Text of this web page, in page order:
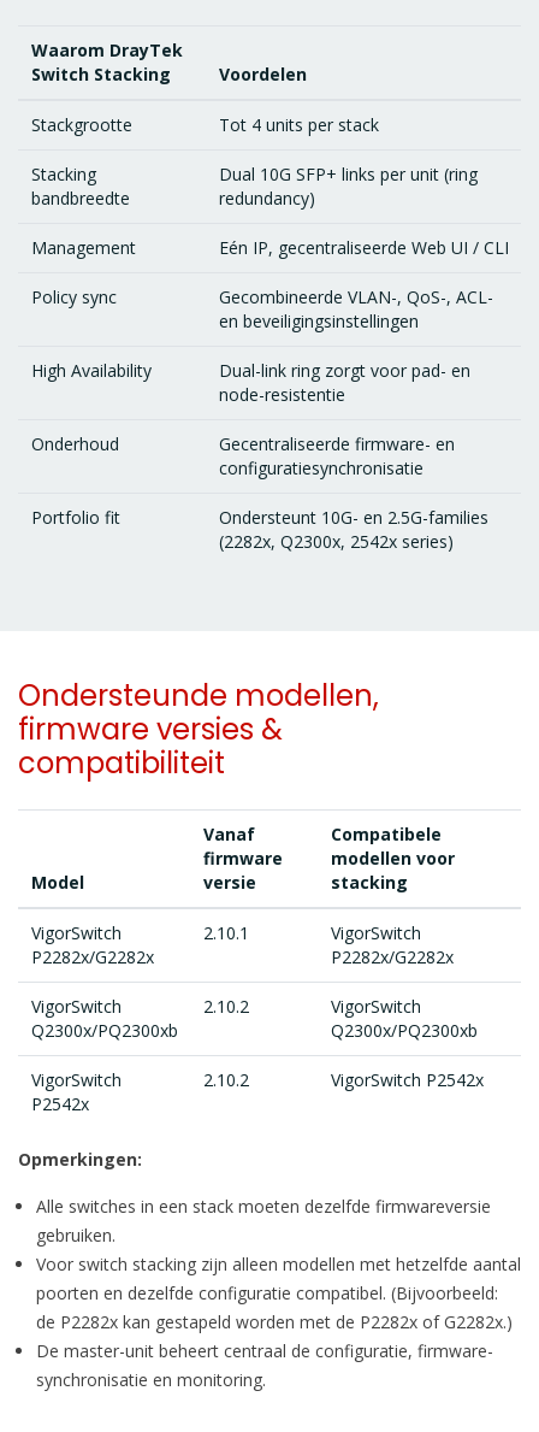
Waarom DrayTek
Switch Stacking
Voordelen
Stackgrootte Tot 4 units per stack
Stacking
bandbreedte
Dual 10G SFP+ links per unit (ring
redundancy)
Management Eén IP, gecentraliseerde Web UI / CLI
Policy sync
Gecombineerde VLAN-, QoS-, ACL-
en beveiligingsinstellingen
High Availability
Dual-link ring zorgt voor pad- en
node-resistentie
Onderhoud
Gecentraliseerde firmware- en
configuratiesynchronisatie
Portfolio fit
Ondersteunt 10G- en 2.5G-families
(2282x, Q2300x, 2542x series)
Ondersteunde modellen,
firmware versies &
compatibiliteit
Model
Vanaf
firmware
versie
Compatibele
modellen voor
stacking
VigorSwitch
P2282x/G2282x
2.10.1
VigorSwitch
P2282x/G2282x
VigorSwitch
Q2300x/PQ2300xb
2.10.2
VigorSwitch
Q2300x/PQ2300xb
VigorSwitch
P2542x
2.10.2 VigorSwitch P2542x
Opmerkingen:
Alle switches in een stack moeten dezelfde firmwareversie
gebruiken.
Voor switch stacking zijn alleen modellen met hetzelfde aantal
poorten en dezelfde configuratie compatibel. (Bijvoorbeeld:
de P2282x kan gestapeld worden met de P2282x of G2282x.)
De master-unit beheert centraal de configuratie, firmware-
synchronisatie en monitoring.